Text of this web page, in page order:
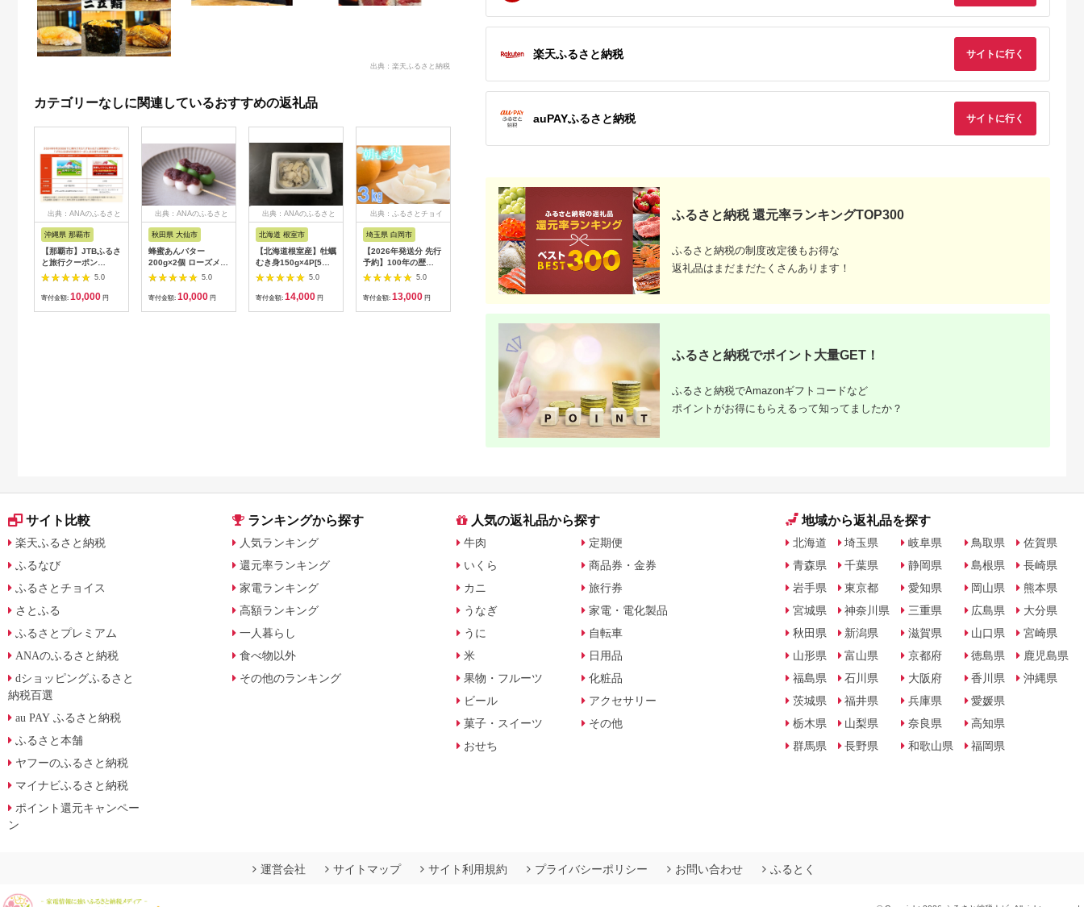
出典：楽天ふるさと納税
カテゴリーなしに関連しているおすすめの返礼品
出典：ANAのふるさと
沖縄県 那覇市
【那覇市】JTBふるさ
と旅行クーポン
（3,000円分）有効期
間3年（Eメール発
行）｜旅行 トラベル
5.0
寄付金額: 10,000 円
出典：ANAのふるさと
秋田県 大仙市
蜂蜜あんバター
200g×2個 ローズメイ
[あんバター はちみ
つ 発酵バター あん
こ 水あめ不使用 秋
5.0
寄付金額: 10,000 円
出典：ANAのふるさと
北海道 根室市
【北海道根室産】牡蠣
むき身150g×4P[5月
下旬以降発送] A-
5.0
寄付金額: 14,000 円
出典：ふるさとチョイ
埼玉県 白岡市
【2026年発送分 先行
予約】100年の歴
史！！ アライファー
ムの「朝もぎ梨」幸
水・豊水・あきづき
5.0
寄付金額: 13,000 円
出典：ANAのふるさと
納税
愛知県 碧南市
【先行受付】2027年1
月～6月毎月発送 ま
るでトマトの宝石箱！
ジュエリートマトの定
期便 約700g×6回コ
5.0
40,000
出典：ANAのふるさと
納税
島根県 出雲市
出雲の國からの贈り物
～トマトを超えた超ト
マト2kg【トマト と
まと 野菜 やさい 新鮮
産地直送 贈答 出雲 出
5.0
24,000
出典：楽天ふるさと納
【ふるさと納税】【辻
為商店】銀だら西京漬
けセット 8切 ［ 京都
出典：楽天ふるさと納
【ふるさと納税】〈定
期便3回〉創業100
年！老舗の八百屋がチ
せ グルメ 食品 フルー
ツ 果物 くだもの 野菜
わせ セット
楽天ふるさと納税 サイトに行く
auPAYふるさと納税 サイトに行く
ふるさと納税 還元率ランキングTOP300
ふるさと納税の制度改定後もお得な
返礼品はまだまだたくさんあります！
ふるさと納税でポイント大量GET！
ふるさと納税でAmazonギフトコードなど
ポイントがお得にもらえるって知ってましたか？
サイト比較
楽天ふるさと納税
ふるなび
ふるさとチョイス
さとふる
ふるさとプレミアム
ANAのふるさと納税
dショッピングふるさと
納税百選
au PAY ふるさと納税
ふるさと本舗
ヤフーのふるさと納税
マイナビふるさと納税
ポイント還元キャンペー
ン
ランキングから探す
人気ランキング
還元率ランキング
家電ランキング
高額ランキング
一人暮らし
食べ物以外
その他のランキング
人気の返礼品から探す
牛肉
いくら
カニ
うなぎ
うに
米
果物・フルーツ
ビール
菓子・スイーツ
おせち
定期便
商品券・金券
旅行券
家電・電化製品
自転車
日用品
化粧品
アクセサリー
その他
地域から返礼品を探す
北海道
青森県
岩手県
宮城県
秋田県
山形県
福島県
茨城県
栃木県
群馬県
埼玉県
千葉県
東京都
神奈川県
新潟県
富山県
石川県
福井県
山梨県
長野県
岐阜県
静岡県
愛知県
三重県
滋賀県
京都府
大阪府
兵庫県
奈良県
和歌山県
鳥取県
島根県
岡山県
広島県
山口県
徳島県
香川県
愛媛県
高知県
福岡県
佐賀県
長崎県
熊本県
大分県
宮崎県
鹿児島県
沖縄県
運営会社 サイトマップ サイト利用規約 プライバシーポリシー お問い合わせ ふるとく